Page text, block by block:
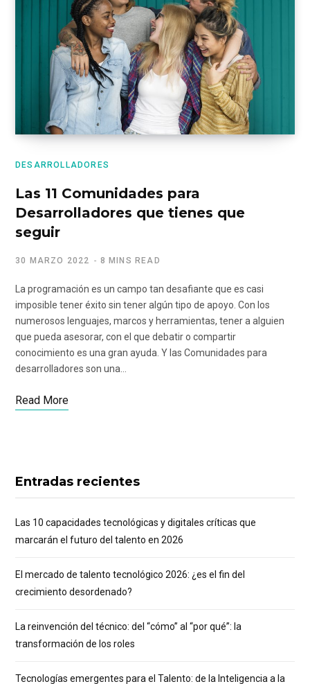
DESARROLLADORES
Las 11 Comunidades para
Desarrolladores que tienes que
seguir
30 MARZO 2022 8 MINS READ
La programación es un campo tan desafiante que es casi
imposible tener éxito sin tener algún tipo de apoyo. Con los
numerosos lenguajes, marcos y herramientas, tener a alguien
que pueda asesorar, con el que debatir o compartir
conocimiento es una gran ayuda. Y las Comunidades para
desarrolladores son una…
Read More
Entradas recientes
Las 10 capacidades tecnológicas y digitales críticas que
marcarán el futuro del talento en 2026
El mercado de talento tecnológico 2026: ¿es el fin del
crecimiento desordenado?
La reinvención del técnico: del “cómo” al “por qué”: la
transformación de los roles
Tecnologías emergentes para el Talento: de la Inteligencia a la